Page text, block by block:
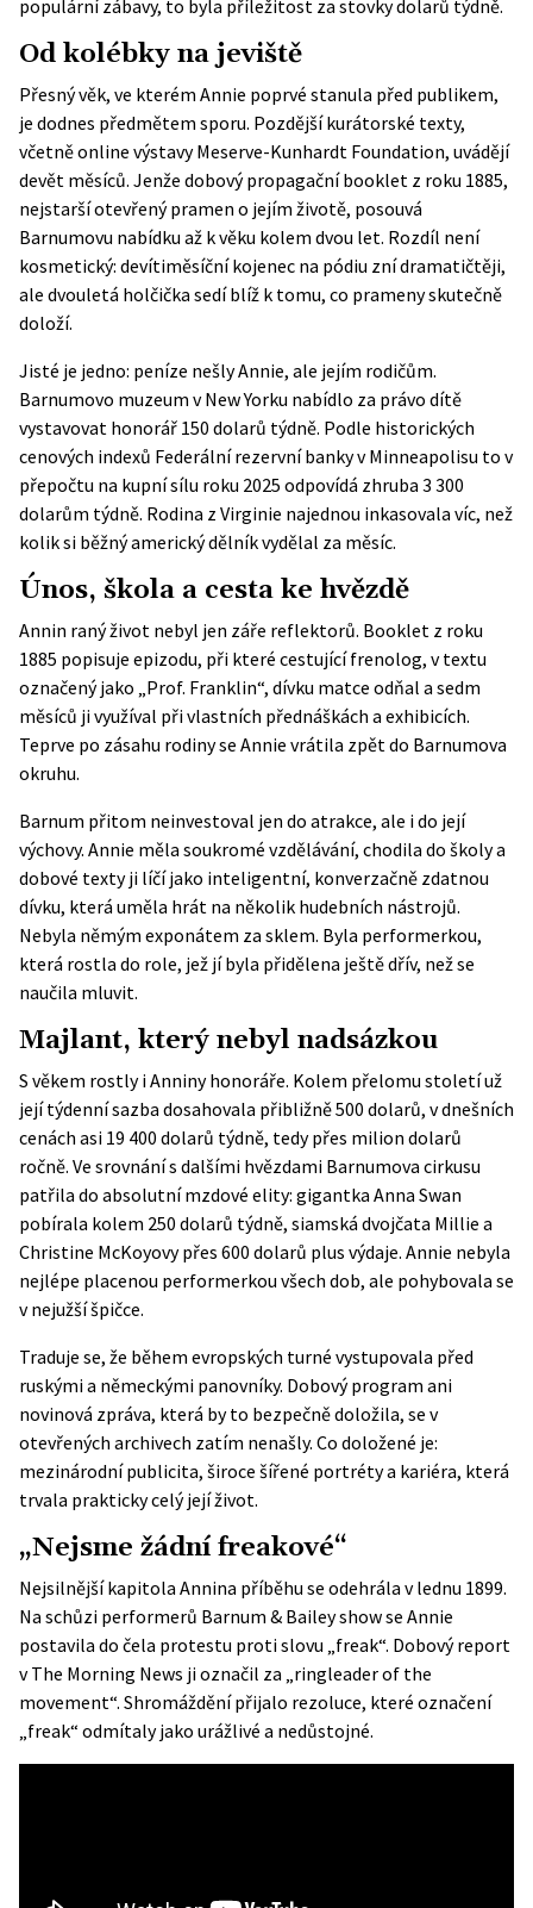
populární zábavy, to byla příležitost za stovky dolarů týdně.
Od kolébky na jeviště
Přesný věk, ve kterém Annie poprvé stanula před publikem,
je dodnes předmětem sporu. Pozdější kurátorské texty,
včetněonline výstavy Meserve-Kunhardt Foundation, uvádějí
devět měsíců. Jenže dobový propagační booklet z roku 1885,
nejstarší otevřený pramen o jejím životě, posouvá
Barnumovu nabídku až k věku kolem dvou let. Rozdíl není
kosmetický: devítiměsíční kojenec na pódiu zní dramatičtěji,
ale dvouletá holčička sedí blíž k tomu, co prameny skutečně
doloží.
Jisté je jedno: peníze nešly Annie, ale jejím rodičům.
Barnumovo muzeum v New Yorku nabídlo za právo dítě
vystavovat honorář 150 dolarů týdně. Podle historických
cenových indexů Federální rezervní banky v Minneapolisu to v
přepočtu na kupní sílu roku 2025 odpovídá zhruba 3 300
dolarům týdně. Rodina z Virginie najednou inkasovala víc, než
kolik si běžný americký dělník vydělal za měsíc.
Únos, škola a cesta ke hvězdě
Annin raný život nebyl jen záře reflektorů. Booklet z roku
1885 popisuje epizodu, při které cestující frenolog, v textu
označený jako „Prof. Franklin“, dívku matce odňal a sedm
měsíců ji využíval při vlastních přednáškách a exhibicích.
Teprve po zásahu rodiny se Annie vrátila zpět do Barnumova
okruhu.
Barnum přitom neinvestoval jen do atrakce, ale i do její
výchovy. Annie měla soukromé vzdělávání, chodila do školy a
dobové texty ji líčí jako inteligentní, konverzačně zdatnou
dívku, která uměla hrát na několik hudebních nástrojů.
Nebyla němým exponátem za sklem. Byla performerkou,
která rostla do role, jež jí byla přidělena ještě dřív, než se
naučila mluvit.
Majlant, který nebyl nadsázkou
S věkem rostly i Anniny honoráře. Kolem přelomu století už
její týdenní sazba dosahovala přibližně 500 dolarů, v dnešních
cenách asi 19 400 dolarů týdně, tedy přes milion dolarů
ročně. Ve srovnání s dalšími hvězdami Barnumova cirkusu
patřila do absolutní mzdové elity: gigantka Anna Swan
pobírala kolem 250 dolarů týdně, siamská dvojčata Millie a
Christine McKoyovy přes 600 dolarů plus výdaje. Annie nebyla
nejlépe placenou performerkou všech dob, ale pohybovala se
v nejužší špičce.
Traduje se, že během evropských turné vystupovala před
ruskými a německými panovníky. Dobový program ani
novinová zpráva, která by to bezpečně doložila, se v
otevřených archivech zatím nenašly. Co doložené je:
mezinárodní publicita, široce šířené portréty a kariéra, která
trvala prakticky celý její život.
„Nejsme žádní freakové“
Nejsilnější kapitola Annina příběhu se odehrála v lednu 1899.
Na schůzi performerů Barnum & Bailey show se Annie
postavila do čela protestu proti slovu „freak“. Dobovýreport
v The Morning News ji označil za „ringleader of the
movement“. Shromáždění přijalo rezoluce, které označení
„freak“ odmítaly jako urážlivé a nedůstojné.